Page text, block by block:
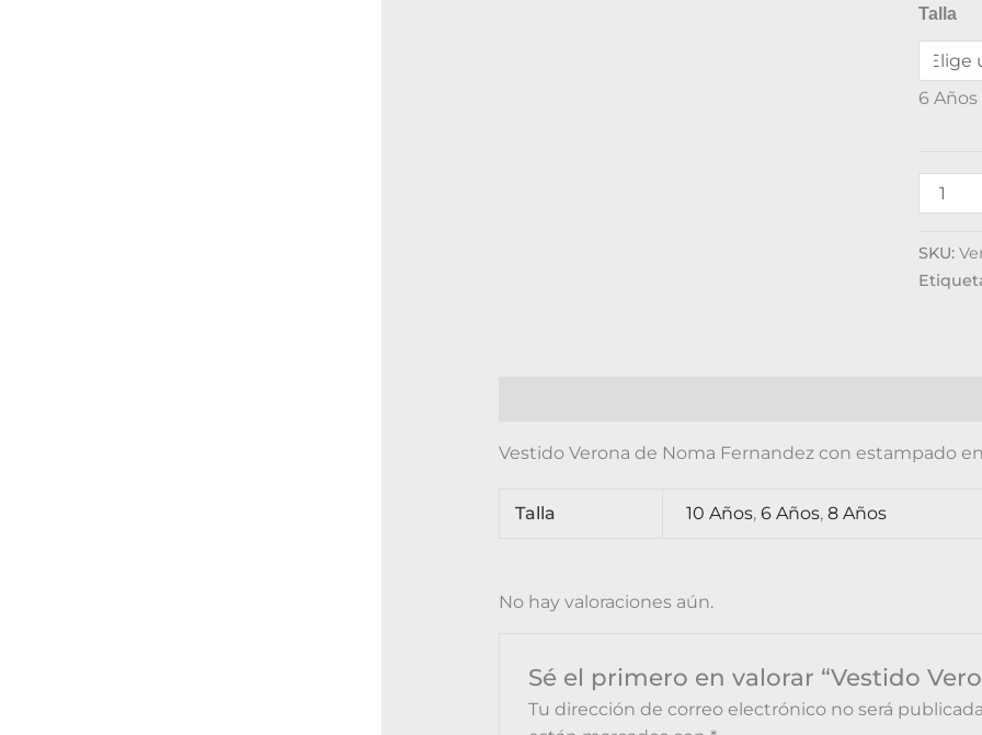
Talla
6 Años
SKU:
Vestido Verona de Noma Fernandez con estampado
Talla 10 Años,6 Años,8 Años
No hay valoraciones aún.
Sé el primero en valorar “Vestido
Tu dirección de correo electrónico no será